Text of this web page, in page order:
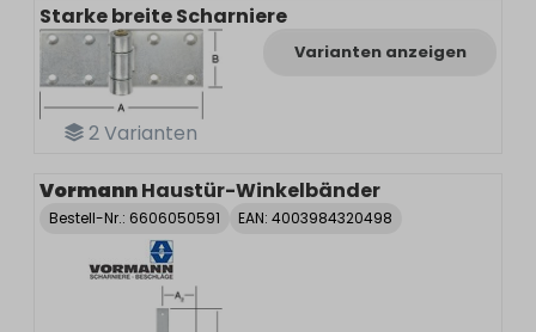
2Varianten
Starke breite Scharniere
Varianten anzeigen
VormannHaustür-Winkelbänder
Bestell-Nr.: 6606050591 EAN: 4003984320498